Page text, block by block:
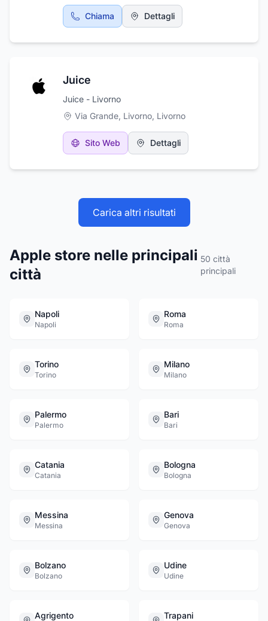
Chiama Dettagli
Juice
Juice - Livorno
Via Grande, Livorno, Livorno
Sito Web Dettagli
Carica altri risultati
Apple store nelle principali
città
50 città
principali
Napoli
Napoli
Roma
Roma
Torino
Torino
Milano
Milano
Palermo
Palermo
Bari
Bari
Catania
Catania
Bologna
Bologna
Messina
Messina
Genova
Genova
Bolzano
Bolzano
Udine
Udine
Agrigento Trapani